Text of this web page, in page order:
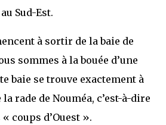
Sud-Est.
à sortir de la baie de
sommes à la bouée d’une
baie se trouve exactement à
la rade de Nouméa, c’est-à-dire
coups d’Ouest ».